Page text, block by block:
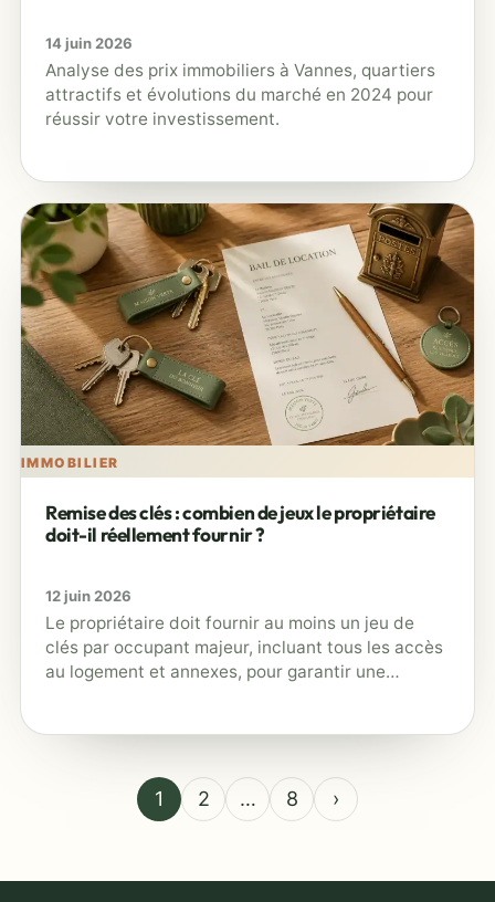
14 juin 2026
Analyse des prix immobiliers à Vannes, quartiers
attractifs et évolutions du marché en 2024 pour
réussir votre investissement.
IMMOBILIER
Remise des clés : combien de jeux le propriétaire
doit-il réellement fournir ?
12 juin 2026
Le propriétaire doit fournir au moins un jeu de
clés par occupant majeur, incluant tous les accès
au logement et annexes, pour garantir une
1 2 … 8 ›